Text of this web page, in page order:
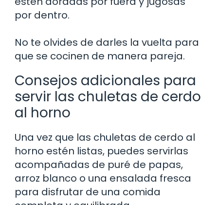
por dentro.
No te olvides de darles la vuelta para
que se cocinen de manera pareja.
Consejos adicionales para
servir las chuletas de cerdo
al horno
Una vez que las chuletas de cerdo al
horno estén listas, puedes servirlas
acompañadas de puré de papas,
arroz blanco o una ensalada fresca
para disfrutar de una comida